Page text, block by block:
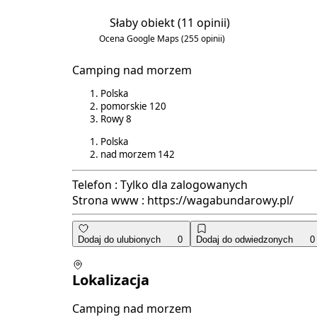
Słaby obiekt(11 opinii)
Ocena Google Maps(255 opinii)
Camping nad morzem
Polska
pomorskie 120
Rowy8
Polska
nad morzem 142
Telefon : Tylko dla zalogowanych
Strona www : https://wagabundarowy.pl/
Dodaj do ulubionych 0 Dodaj do odwiedzonych 0
Lokalizacja
Camping nad morzem